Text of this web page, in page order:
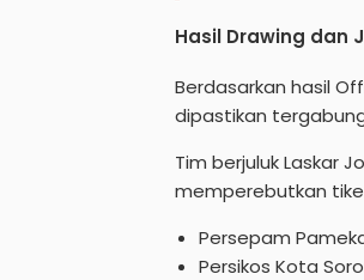
Hasil Drawing dan
Berdasarkan hasil
dipastikan
Tim berjuluk Laskar
memperebutkan
Persepam
Persikos Kota